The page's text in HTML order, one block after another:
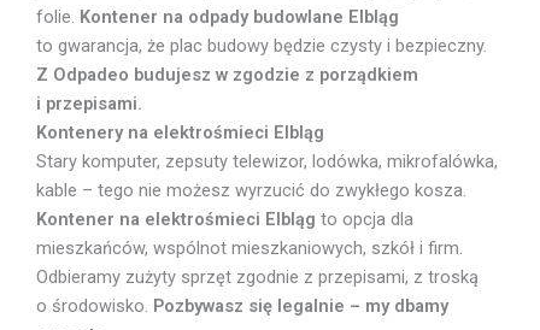
folie. Kontener na odpady budowlane Elbląg
to gwarancja, że plac budowy będzie czysty i bezpieczny.
Z Odpadeo budujesz w zgodzie z porządkiem
i przepisami.
Kontenery na elektrośmieci Elbląg
Stary komputer, zepsuty telewizor, lodówka, mikrofalówka,
kable – tego nie możesz wyrzucić do zwykłego kosza.
Kontener na elektrośmieci Elbląg to opcja dla
mieszkańców, wspólnot mieszkaniowych, szkół i firm.
Odbieramy zużyty sprzęt zgodnie z przepisami, z troską
o środowisko. Pozbywasz się legalnie – my dbamy